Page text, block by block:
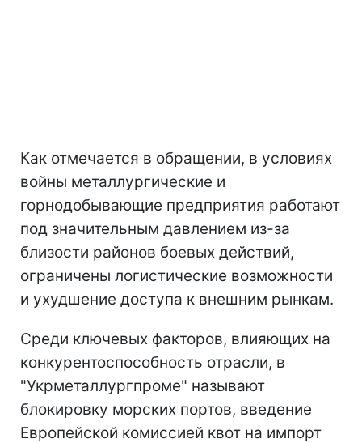
Как отмечается в обращении, в условиях
войны металлургические и
горнодобывающие предприятия работают
под значительным давлением из-за
близости районов боевых действий,
ограничены логистические возможности
и ухудшение доступа к внешним рынкам.
Среди ключевых факторов, влияющих на
конкурентоспособность отрасли, в
"Укрметаллургпроме" называют
блокировку морских портов, введение
Европейской комиссией квот на импорт